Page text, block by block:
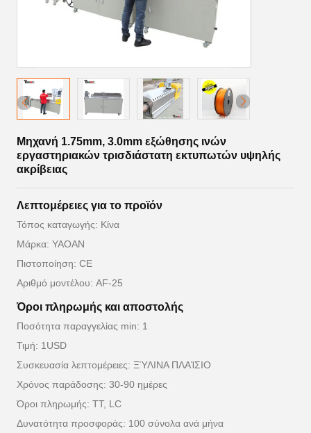
Μηχανή 1.75mm, 3.0mm εξώθησης ινών
εργαστηριακών τρισδιάστατη εκτυπωτών υψηλής
ακρίβειας
Λεπτομέρειες για το προϊόν
Τόπος καταγωγής: Κίνα
Μάρκα: YAOAN
Πιστοποίηση: CE
Αριθμό μοντέλου: AF-25
Όροι πληρωμής και αποστολής
Ποσότητα παραγγελίας min: 1
Τιμή: 1USD
Συσκευασία λεπτομέρειες: ΞΎΛΙΝΑ ΠΛΑΊΣΙΟ
Χρόνος παράδοσης: 30-90 ημέρες
Όροι πληρωμής: TT, LC
Δυνατότητα προσφοράς: 100 σύνολα ανά μήνα